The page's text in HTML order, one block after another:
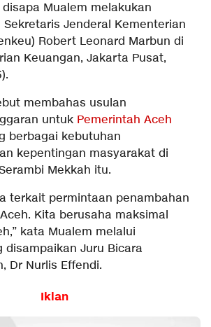
Mualem melakukan
Jenderal Kementerian
Robert Leonard Marbun di
Keuangan, Jakarta Pusat,
membahas usulan
untuk Pemerintah Aceh
berbagai kebutuhan
kepentingan masyarakat di
Mekkah itu.
terkait permintaan penambahan
Kita berusaha maksimal
kata Mualem melalui
disampaikan Juru Bicara
Dr Nurlis Effendi.
Iklan